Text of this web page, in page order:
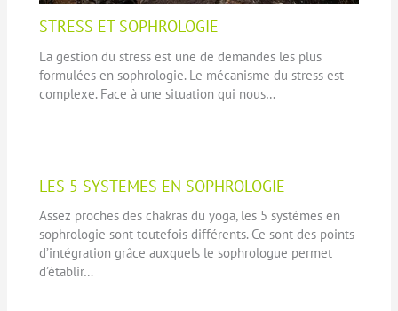
STRESS ET SOPHROLOGIE
La gestion du stress est une de demandes les plus
formulées en sophrologie. Le mécanisme du stress est
complexe. Face à une situation qui nous…
LES 5 SYSTEMES EN SOPHROLOGIE
Assez proches des chakras du yoga, les 5 systèmes en
sophrologie sont toutefois différents. Ce sont des points
d’intégration grâce auxquels le sophrologue permet
d’établir…